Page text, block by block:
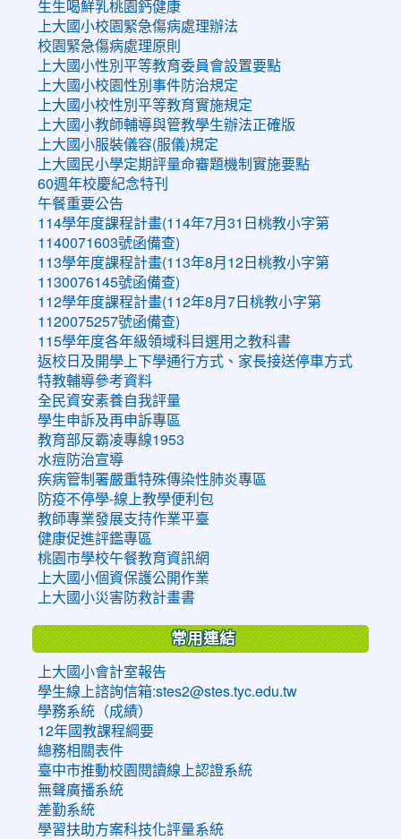
生生喝鮮乳桃園鈣健康
上大國小校園緊急傷病處理辦法
校園緊急傷病處理原則
上大國小性別平等教育委員會設置要點
上大國小校園性別事件防治規定
上大國小校性別平等教育實施規定
上大國小教師輔導與管教學生辦法正確版
上大國小服裝儀容(服儀)規定
上大國民小學定期評量命審題機制實施要點
60週年校慶紀念特刊
午餐重要公告
114學年度課程計畫(114年7月31日桃教小字第
1140071603號函備查)
113學年度課程計畫(113年8月12日桃教小字第
1130076145號函備查)
112學年度課程計畫(112年8月7日桃教小字第
1120075257號函備查)
115學年度各年級領域科目選用之教科書
返校日及開學上下學通行方式、家長接送停車方式
特教輔導參考資料
全民資安素養自我評量
學生申訴及再申訴專區
教育部反霸凌專線1953
水痘防治宣導
疾病管制署嚴重特殊傳染性肺炎專區
防疫不停學-線上教學便利包
教師專業發展支持作業平臺
健康促進評鑑專區
桃園市學校午餐教育資訊網
上大國小個資保護公開作業
上大國小災害防救計畫書
常用連結
上大國小會計室報告
學生線上諮詢信箱:stes2@stes.tyc.edu.tw
學務系統（成績）
12年國教課程綱要
總務相關表件
臺中市推動校園閱讀線上認證系統
無聲廣播系統
差勤系統
學習扶助方案科技化評量系統